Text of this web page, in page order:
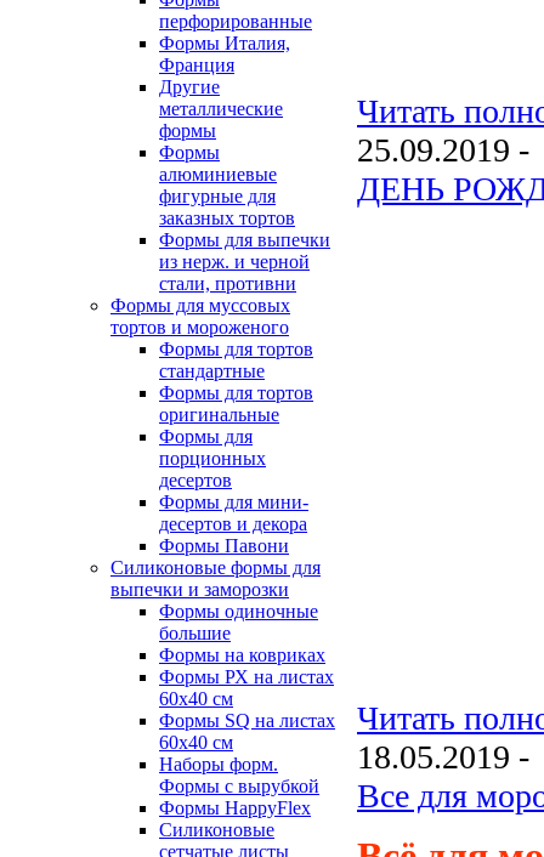
перфорированные
Формы Италия,
Франция
Другие
металлические
формы
Формы
алюминиевые
фигурные для
заказных тортов
Формы для выпечки
из нерж. и черной
стали, противни
Формы для муссовых
тортов и мороженого
Формы для тортов
стандартные
Формы для тортов
оригинальные
Формы для
порционных
десертов
Формы для мини-
десертов и декора
Формы Павони
Силиконовые формы для
выпечки и заморозки
Формы одиночные
большие
Формы на ковриках
Формы РХ на листах
60х40 см
Формы SQ на листах
60х40 см
Наборы форм.
Формы с вырубкой
Формы HappyFlex
Силиконовые
сетчатые листы
Читать
25.09.2019 -
ДЕНЬ
Читать
18.05.2019 -
Все для